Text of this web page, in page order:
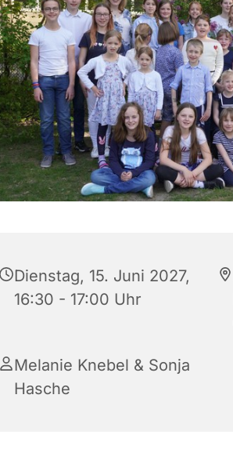
Dienstag, 15. Juni 2027,
16:30 - 17:00 Uhr
Melanie Knebel & Sonja
Hasche